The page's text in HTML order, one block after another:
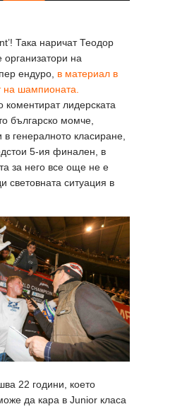
Така наричат Теодор
организатори на
ендуро, в материал в
шампионата.
коментират лидерската
българско момче,
генералното класиране,
5-ия финален, в
за него все още не е
световната ситуация в
22 години, което
да кара в Junior класа